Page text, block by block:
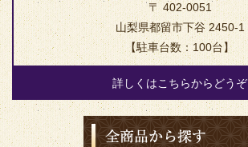
〒 402-0051
山梨県都留市下谷 2450-1
【駐車台数：100台】
詳しくはこちらからどうぞ